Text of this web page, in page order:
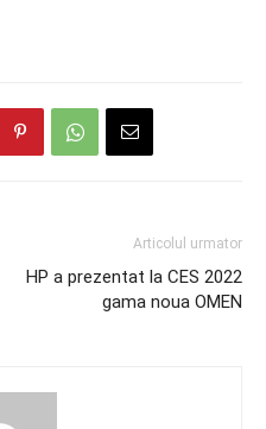
Articolul urmator
HP a prezentat la CES 2022
gama noua OMEN